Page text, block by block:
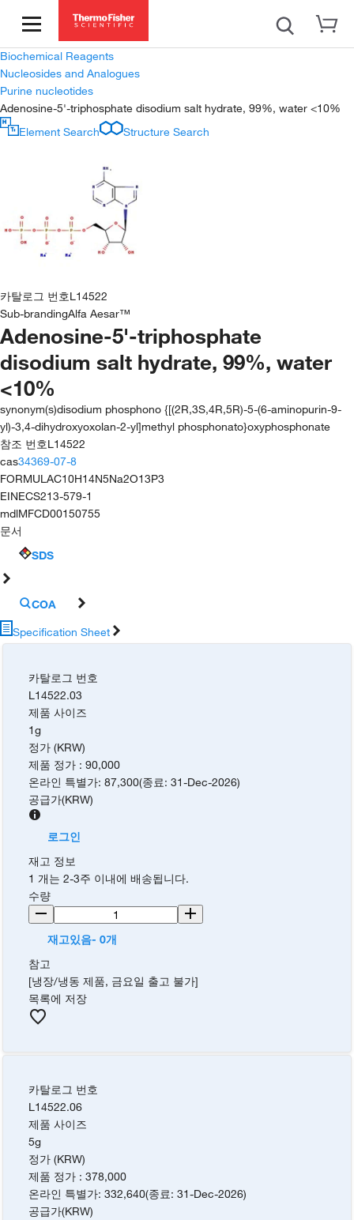
Biochemical Reagents
Nucleosides and Analogues
Purine nucleotides
Adenosine-5'-triphosphate disodium salt hydrate, 99%, water <10%
Element Search
Structure Search
카탈로그 번호L14522
Sub-brandingAlfa Aesar™
Adenosine-5'-triphosphate
disodium salt hydrate, 99%, water
<10%
synonym(s)disodium phosphono {[(2R,3S,4R,5R)-5-(6-aminopurin-9-
yl)-3,4-dihydroxyoxolan-2-yl]methyl phosphonato}oxyphosphonate
참조 번호L14522
cas34369-07-8
FORMULAC10H14N5Na2O13P3
EINECS213-579-1
mdlMFCD00150755
문서
SDS
COA
Specification Sheet
카탈로그 번호
L14522.03
제품 사이즈
1g
정가 (KRW)
제품 정가 :90,000
온라인 특별가:87,300(종료:31-Dec-2026)
공급가(KRW)
로그인
재고 정보
1 개는 2-3주 이내에 배송됩니다.
수량
재고있음- 0개
참고
[냉장/냉동 제품, 금요일 출고 불가]
목록에 저장
카탈로그 번호
L14522.06
제품 사이즈
5g
정가 (KRW)
제품 정가 :378,000
온라인 특별가:332,640(종료:31-Dec-2026)
공급가(KRW)